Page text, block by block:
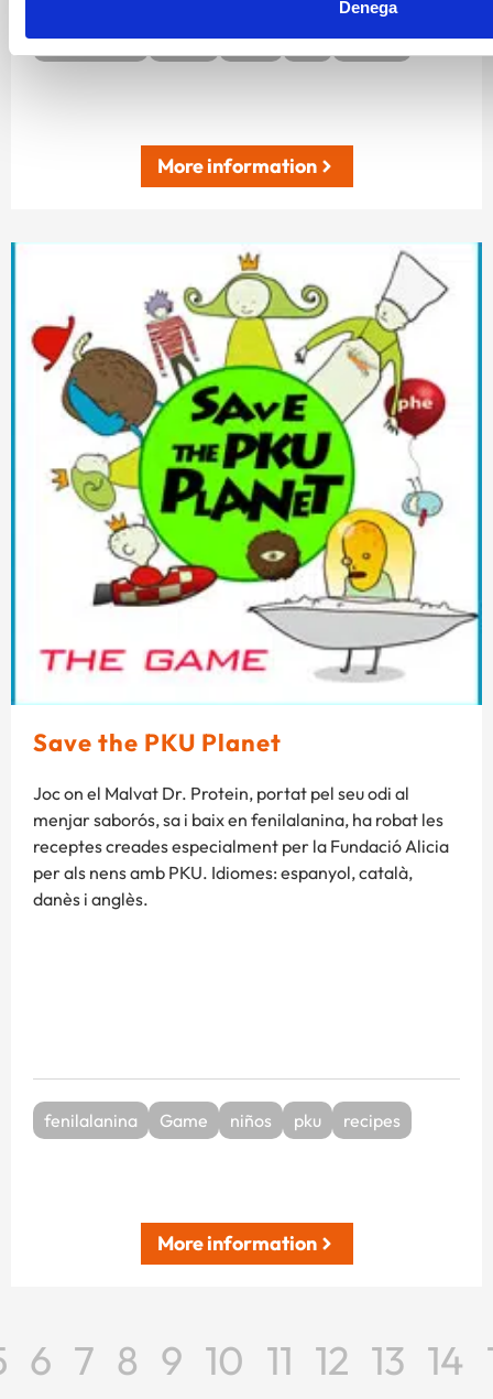
Denega
fenilalanina Game niños pku recipes
More information
Save the PKU Planet
Joc on el Malvat Dr. Protein, portat pel seu odi al
menjar saborós, sa i baix en fenilalanina, ha robat les
receptes creades especialment per la Fundació Alicia
per als nens amb PKU. Idiomes: espanyol, català,
danès i anglès.
fenilalanina Game niños pku recipes
More information
6 7 8 9 10 11 12 13 14